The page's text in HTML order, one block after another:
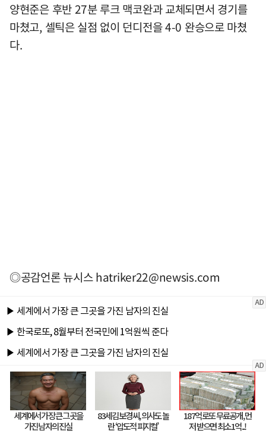
양현준은 후반 27분 루크 맥코완과 교체되면서 경기를
마쳤고, 셀틱은 실점 없이 던디전을 4-0 완승으로 마쳤
다.
◎공감언론 뉴시스hatriker22@newsis.com